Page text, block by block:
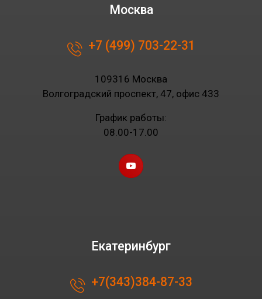
Москва
+7 (499) 703-22-31
109316 Москва
Волгоградский проспект, 47, офис 433
График работы:
08.00-17.00
Екатеринбург
+7(343)384-87-33